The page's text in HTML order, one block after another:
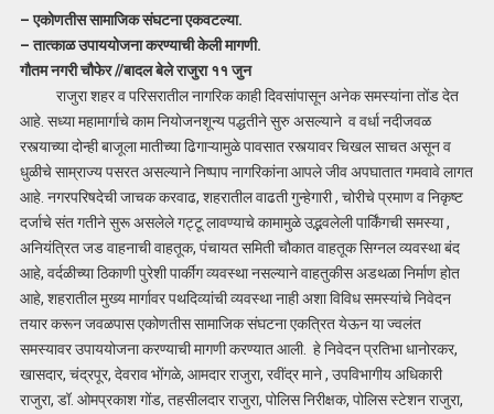
– एकोणतीस सामाजिक संघटना एकवटल्या.
– तात्काळ उपाययोजना करण्याची केली मागणी.
गौतम नगरी चौफेर //बादल बेले राजुरा ११ जुन
राजुरा शहर व परिसरातील नागरिक काही दिवसांपासून अनेक समस्यांना तोंड देत
आहे. सध्या महामार्गाचे काम नियोजनशून्य पद्धतीने सुरु असल्याने व वर्धा नदीजवळ
रस्त्याच्या दोन्ही बाजूला मातीच्या ढिगाऱ्यामुळे पावसात रस्त्यावर चिखल साचत असून व
धुळीचे साम्राज्य पसरत असल्याने निष्पाप नागरिकांना आपले जीव अपघातात गमवावे लागत
आहे. नगरपरिषदेची जाचक करवाढ, शहरातील वाढती गुन्हेगारी , चोरीचे प्रमाण व निकृष्ट
दर्जाचे संत गतीने सुरू असलेले गट्टू लावण्याचे कामामुळे उद्भवलेली पार्किंगची समस्या ,
अनियंत्रित जड वाहनाची वाहतूक, पंचायत समिती चौकात वाहतूक सिग्नल व्यवस्था बंद
आहे, वर्दळीच्या ठिकाणी पुरेशी पार्कींग व्यवस्था नसल्याने वाहतुकीस अडथळा निर्माण होत
आहे, शहरातील मुख्य मार्गावर पथदिव्यांची व्यवस्था नाही अशा विविध समस्यांचे निवेदन
तयार करून जवळपास एकोणतीस सामाजिक संघटना एकत्रित येऊन या ज्वलंत
समस्यावर उपाययोजना करण्याची मागणी करण्यात आली. हे निवेदन प्रतिभा धानोरकर,
खासदार, चंद्रपूर, देवराव भोंगळे, आमदार राजुरा, रवींद्र माने , उपविभागीय अधिकारी
राजुरा, डॉ. ओमप्रकाश गोंड, तहसीलदार राजुरा, पोलिस निरीक्षक, पोलिस स्टेशन राजुरा,